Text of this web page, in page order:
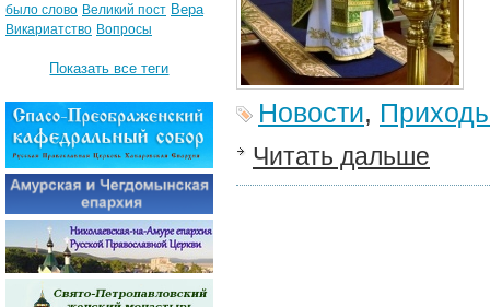
Новости,
Читать дальше
было слово Великий пост Вера
Викариатство Вопросы
Показать все теги